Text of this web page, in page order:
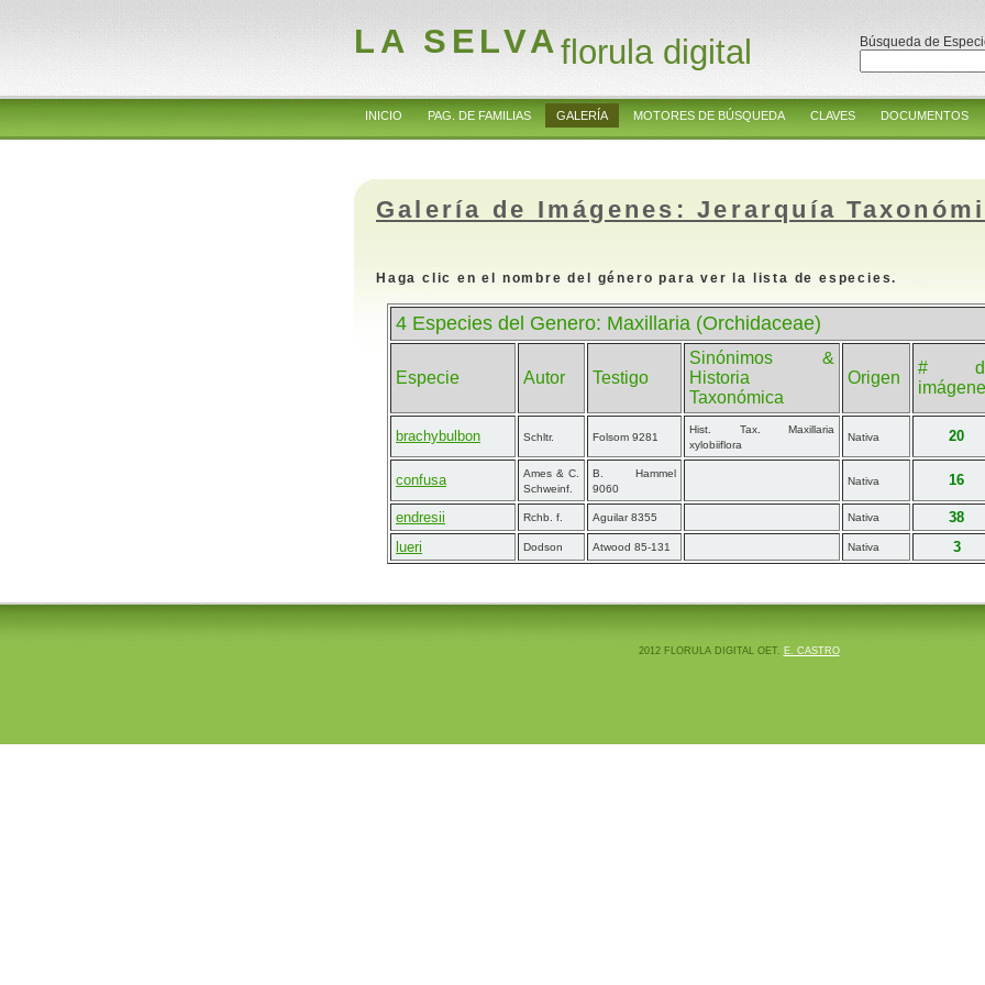
LA SELVAflorula digital Búsqueda de
INICIO PAG. DE FAMILIAS GALERÍA MOTORES DE BÚSQUEDA CLAVES DOCUMENTOS
Galería de Imágenes: Jerarquía
Haga clic en el nombre del género para ver la lista de especies.
4 Especies del Genero: Maxillaria (Orchidaceae)
Especie Autor Testigo
Sinónimos &
Historia
Taxonómica
Origen
#
brachybulbon Schltr. Folsom 9281
Hist. Tax. Maxillaria
xylobiiflora
Nativa 20
confusa
Ames & C.
Schweinf.
B. Hammel
9060
Nativa 16
endresii Rchb. f. Aguilar 8355 Nativa
38
lueri
Dodson Atwood 85-131 Nativa 3
2012 FLORULA DIGITAL OET. E. CASTRO